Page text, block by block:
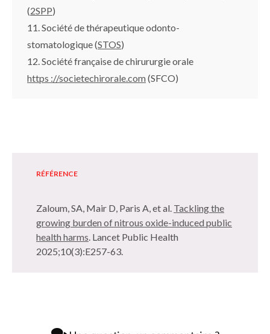
(2SPP)
11. Société de thérapeutique odonto-
stomatologique (STOS)
12. Société française de chirururgie orale
https ://societechirorale.com(SFCO)
RÉFÉRENCE
Zaloum, SA, Mair D, Paris A, et al. Tackling the
growing burden of nitrous oxide-induced public
health harms. Lancet Public Health
2025;10(3):E257-63.